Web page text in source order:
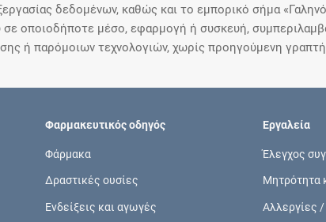
δεδομένων, καθώς και το εμπορικό σήμα
οποιοδήποτε μέσο, εφαρμογή ή συσκευή,
ή παρόμοιων τεχνολογιών, χωρίς προηγούμενη γραπτή
Φαρμακευτικός οδηγός
Φάρμακα
Δραστικές ουσίες
Ενδείξεις και αγωγές
Εργαλεία
Έλεγχος
Μητρότητα
Αλλεργίες